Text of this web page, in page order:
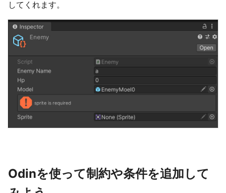
してくれます。
Odinを使って制約や条件を追加して